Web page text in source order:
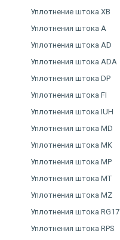
Уплотнение штока XB
Уплотнения штока A
Уплотнения штока AD
Уплотнения штока ADA
Уплотнения штока DP
Уплотнения штока FI
Уплотнения штока IUH
Уплотнения штока MD
Уплотнения штока MK
Уплотнения штока MP
Уплотнения штока MT
Уплотнения штока MZ
Уплотнения штока RG17
Уплотнения штока RPS